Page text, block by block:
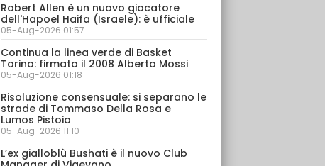
Robert Allen è un nuovo giocatore
dell'Hapoel Haifa (Israele): è ufficiale
05-Aug-2026 01:57
Continua la linea verde di Basket
Torino: firmato il 2008 Alberto Mossi
05-Aug-2026 01:18
Risoluzione consensuale: si separano le
strade di Tommaso Della Rosa e
Lumos Pistoia
05-Aug-2026 11:10
L’ex gialloblù Bushati è il nuovo Club